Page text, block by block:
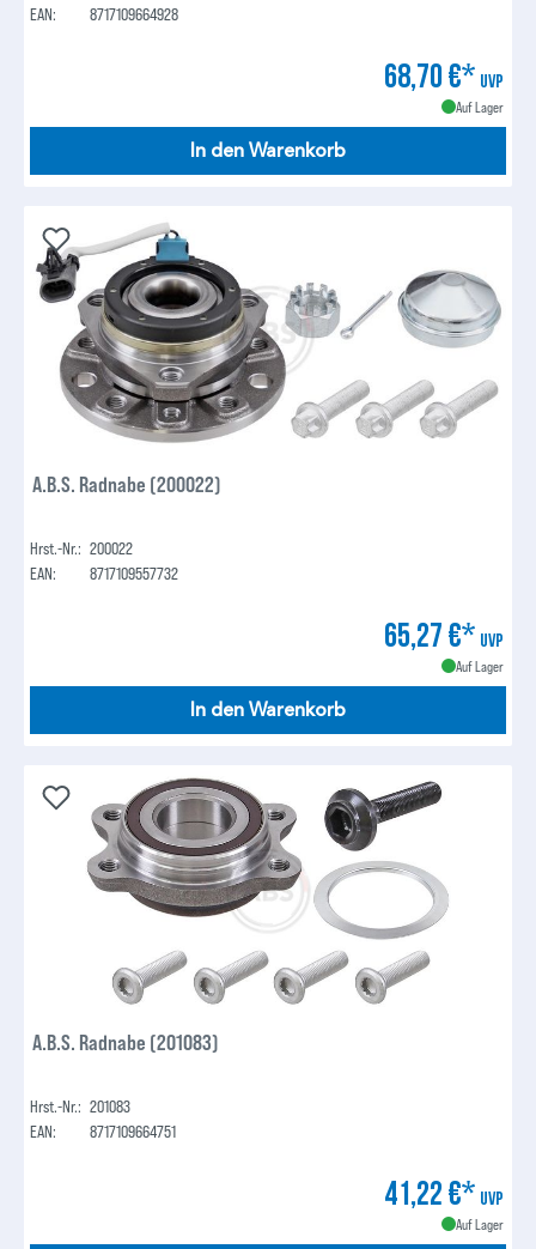
EAN: 8717109664928
68,70 €* UVP
Auf Lager
In den Warenkorb
A.B.S. Radnabe (200022)
Hrst.-Nr.: 200022
EAN:
8717109557732
65,27 €* UVP
Auf Lager
In den Warenkorb
A.B.S. Radnabe (201083)
Hrst.-Nr.: 201083
EAN:
8717109664751
41,22 €* UVP
Auf Lager